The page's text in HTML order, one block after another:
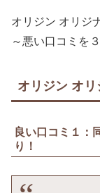
オリジン オリジ
～悪い口コミを
オリジン オ
良い口コミ１：
り！